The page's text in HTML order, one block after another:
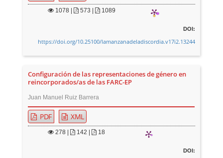
1078 573 | 1089
DOI:
https://doi.org/10.25100/lamanzanadeladiscordia.v17i2.13244
Configuración de las representaciones de género en
reincorporados/as de las FARC-EP
Juan Manuel Ruiz Barrera
PDF XML
278 142 | 18
DOI: